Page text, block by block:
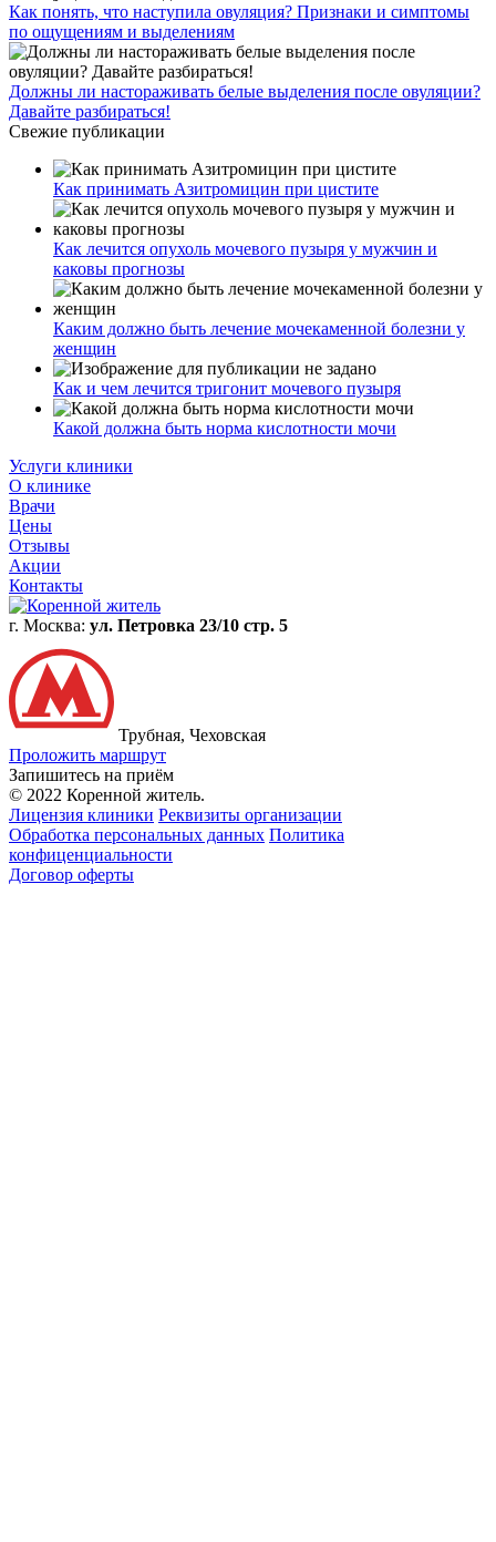
Как понять, что наступила овуляция? Признаки и симптомы
по ощущениям и выделениям
Должны ли настораживать белые выделения после овуляции?
Давайте разбираться!
Свежие публикации
Как принимать Азитромицин при цистите
Как лечится опухоль мочевого пузыря у мужчин и
каковы прогнозы
Каким должно быть лечение мочекаменной болезни у
женщин
Как и чем лечится тригонит мочевого пузыря
Какой должна быть норма кислотности мочи
Услуги клиники
О клинике
Врачи
Цены
Отзывы
Акции
Контакты
г. Москва: ул. Петровка 23/10 стр. 5
Трубная, Чеховская
Проложить маршрут
Запишитесь на приём
© 2022 Коренной житель.
Лицензия клиники Реквизиты организации
Обработка персональных данных Политика
конфиценциальности
Договор оферты